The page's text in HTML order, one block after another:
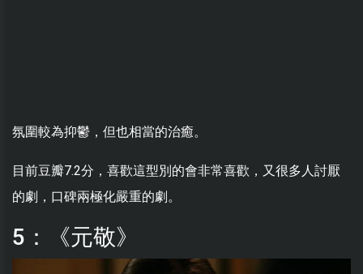
氛圍較為抑鬱，但也相當的治癒。
目前豆瓣7.2分，喜歡這型別的會非常喜歡，又很多人討厭
的劇，口碑兩極化嚴重的劇。
5：《元敬》